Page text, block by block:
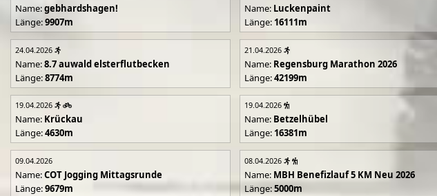
Name:gebhardshagen!
Länge:9907m
Name: Luckenpaint
Länge: 16111m
24.04.2026
Name:8.7 auwald elsterflutbecken
Länge:8774m
21.04.2026
Name: Regensburg Marathon 2026
Länge:42199m
19.04.2026
Name: Krückau
Länge:4630m
19.04.2026
Name: Betzelhübel
Länge: 16381m
09.04.2026
Name:COT Jogging Mittagsrunde
Länge:9679m
08.04.2026
Name: MBH Benefizlauf 5 KM Neu 2026
Länge:5000m